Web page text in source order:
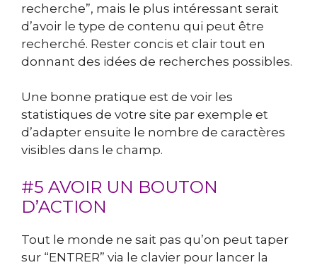
recherche”, mais le plus intéressant serait
d’avoir le type de contenu qui peut être
recherché. Rester concis et clair tout en
donnant des idées de recherches possibles.
Une bonne pratique est de voir les
statistiques de votre site par exemple et
d’adapter ensuite le nombre de caractères
visibles dans le champ.
#5 AVOIR UN BOUTON
D’ACTION
Tout le monde ne sait pas qu’on peut taper
sur “ENTRER” via le clavier pour lancer la